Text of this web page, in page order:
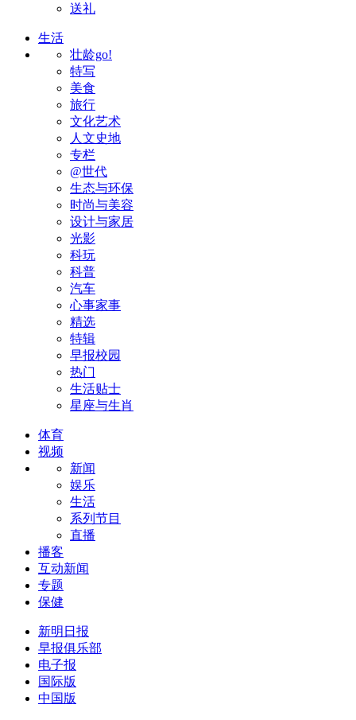
送礼
生活
壮龄go!
特写
美食
旅行
文化艺术
人文史地
专栏
@世代
生态与环保
时尚与美容
设计与家居
光影
科玩
科普
汽车
心事家事
精选
特辑
早报校园
热门
生活贴士
星座与生肖
体育
视频
新闻
娱乐
生活
系列节目
直播
播客
互动新闻
专题
保健
新明日报
早报俱乐部
电子报
国际版
中国版